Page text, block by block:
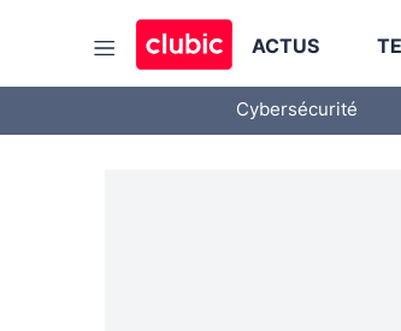
ACTUS
Cybersécurité